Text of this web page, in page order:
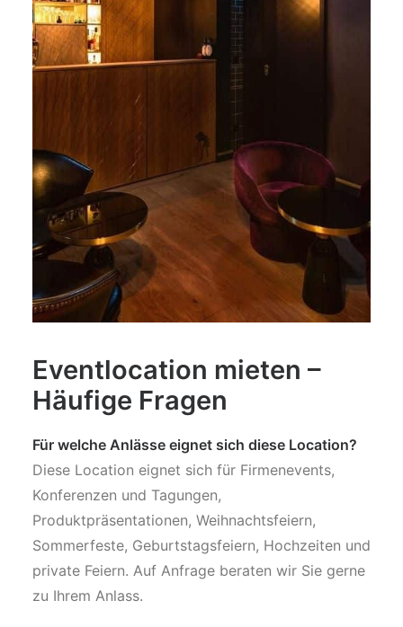
Eventlocation mieten –
Häufige Fragen
Für welche Anlässe eignet sich diese Location?
Diese Location eignet sich für Firmenevents,
Konferenzen und Tagungen,
Produktpräsentationen, Weihnachtsfeiern,
Sommerfeste, Geburtstagsfeiern, Hochzeiten und
private Feiern. Auf Anfrage beraten wir Sie gerne
zu Ihrem Anlass.